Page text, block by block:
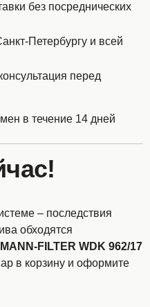
без посреднических
Петербургу и всей
перед
в течение 14 дней
– последствия
обходятся
FILTER WDK 962/17
в корзину и оформите